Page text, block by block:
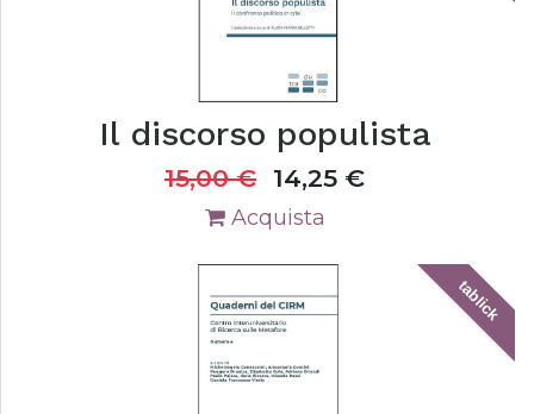
Il discorso populista
15,00€ 14,25 €
Acquista
tablick